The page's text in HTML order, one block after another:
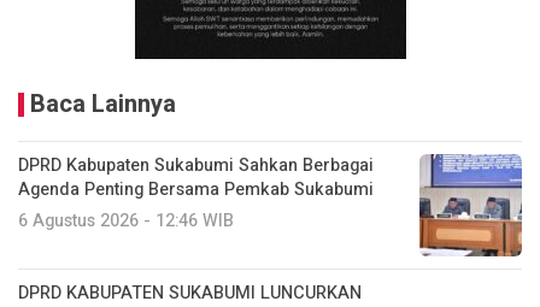
Baca Lainnya
DPRD Kabupaten Sukabumi Sahkan Berbagai
Agenda Penting Bersama Pemkab Sukabumi
6 Agustus 2026 - 12:46 WIB
DPRD KABUPATEN SUKABUMI LUNCURKAN